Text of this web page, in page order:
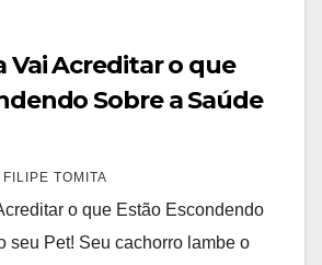
Vai Acreditar o que
Sobre a Saúde
FILIPE TOMITA
o que Estão Escondendo
seu Pet! Seu cachorro lambe o